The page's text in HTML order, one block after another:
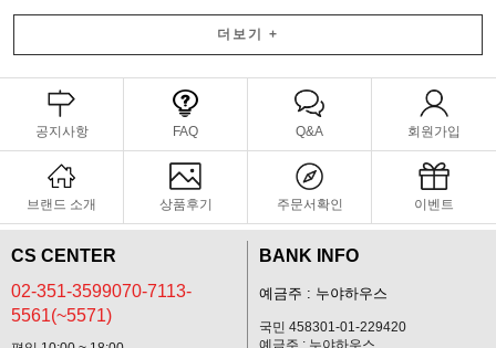
더보기 +
공지사항 FAQ Q&A 회원가입
브랜드 소개 상품후기 주문서확인 이벤트
CS CENTER
02-351-3599070-7113-
5561(~5571)
BANK INFO
예금주 : 누야하우스
국민 458301-01-229420
예금주 : 누야하우스